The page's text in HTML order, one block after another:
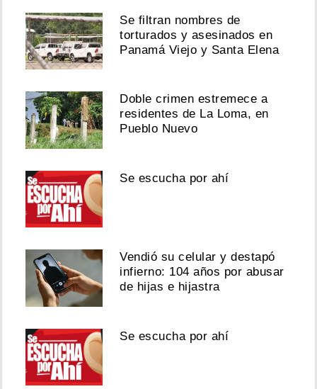
Se filtran nombres de
torturados y asesinados en
Panamá Viejo y Santa Elena
Doble crimen estremece a
residentes de La Loma, en
Pueblo Nuevo
Se escucha por ahí
Vendió su celular y destapó
infierno: 104 años por abusar
de hijas e hijastra
Se escucha por ahí